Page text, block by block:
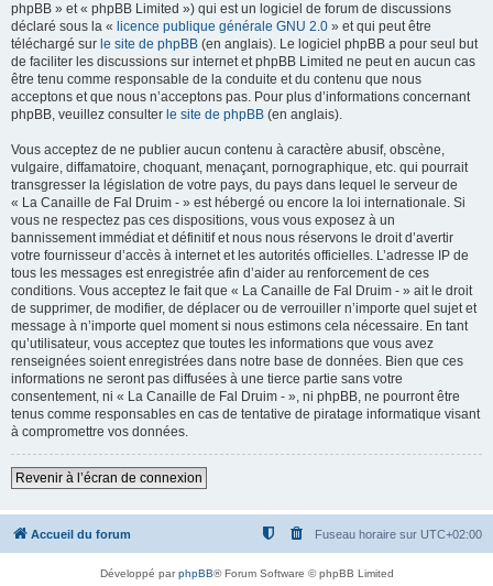
phpBB » et « phpBB Limited ») qui est un logiciel de forum de discussions
déclaré sous la « licence publique générale GNU 2.0 » et qui peut être
téléchargé sur le site de phpBB (en anglais). Le logiciel phpBB a pour seul but
de faciliter les discussions sur internet et phpBB Limited ne peut en aucun cas
être tenu comme responsable de la conduite et du contenu que nous
acceptons et que nous n’acceptons pas. Pour plus d’informations concernant
phpBB, veuillez consulter le site de phpBB (en anglais).
Vous acceptez de ne publier aucun contenu à caractère abusif, obscène,
vulgaire, diffamatoire, choquant, menaçant, pornographique, etc. qui pourrait
transgresser la législation de votre pays, du pays dans lequel le serveur de
« La Canaille de Fal Druim - » est hébergé ou encore la loi internationale. Si
vous ne respectez pas ces dispositions, vous vous exposez à un
bannissement immédiat et définitif et nous nous réservons le droit d’avertir
votre fournisseur d’accès à internet et les autorités officielles. L’adresse IP de
tous les messages est enregistrée afin d’aider au renforcement de ces
conditions. Vous acceptez le fait que « La Canaille de Fal Druim - » ait le droit
de supprimer, de modifier, de déplacer ou de verrouiller n’importe quel sujet et
message à n’importe quel moment si nous estimons cela nécessaire. En tant
qu’utilisateur, vous acceptez que toutes les informations que vous avez
renseignées soient enregistrées dans notre base de données. Bien que ces
informations ne seront pas diffusées à une tierce partie sans votre
consentement, ni « La Canaille de Fal Druim - », ni phpBB, ne pourront être
tenus comme responsables en cas de tentative de piratage informatique visant
à compromettre vos données.
Revenir à l’écran de connexion
Accueil du forum Fuseau horaire sur UTC+02:00
Développé parphpBB® Forum Software © phpBB Limited